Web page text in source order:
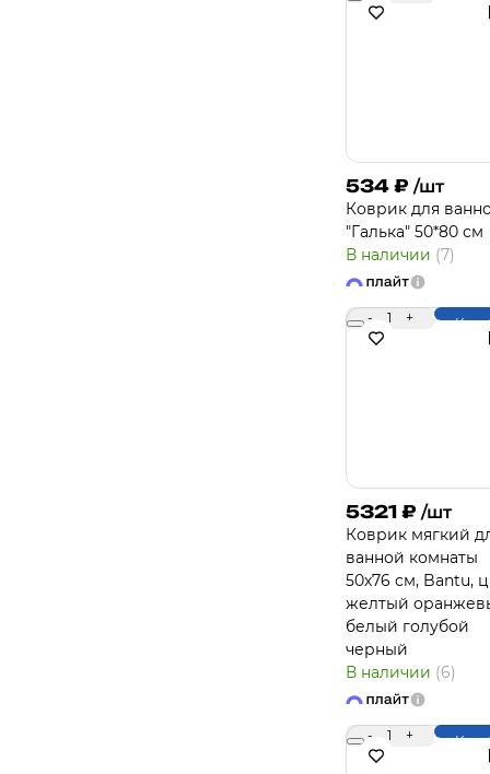
534 ₽ /шт
Коврик для
"Галька" 50*80 см
В наличии (7)
- 1 +
5321 ₽ /шт
Коврик мягкий
ванной комнаты
50х76 см, Bantu,
желтый
белый голубой
черный
В наличии (6)
- 1 +